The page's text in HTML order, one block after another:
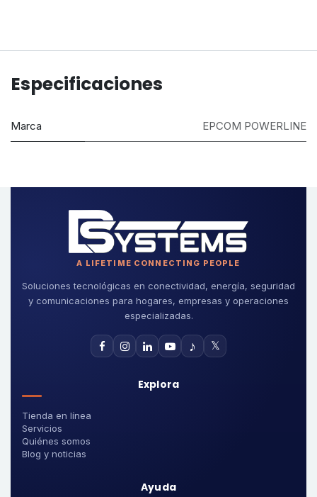
Especificaciones
Marca EPCOM POWERLINE
A LIFETIME CONNECTING PEOPLE
Soluciones tecnológicas en conectividad, energía, seguridad
y comunicaciones para hogares, empresas y operaciones
especializadas.
♪ 𝕏
Explora
Tienda en línea
Servicios
Quiénes somos
Blog y noticias
Ayuda